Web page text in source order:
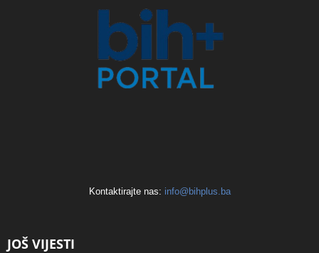
Kontaktirajte nas: info@bihplus.ba
JOŠ VIJESTI